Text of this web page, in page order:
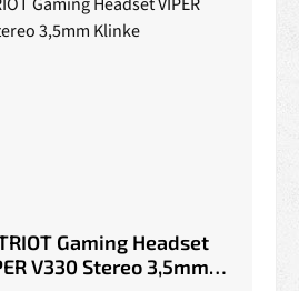
Gaming Headset
V330 Stereo 3,5mm